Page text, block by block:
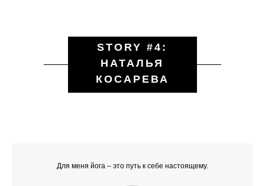
STORY #4:
НАТАЛЬЯ
КОСАРЕВА
Для меня йога – это путь к себе настоящему.